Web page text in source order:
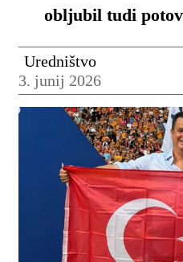
obljubil tudi
Uredništvo
3. junij 2026